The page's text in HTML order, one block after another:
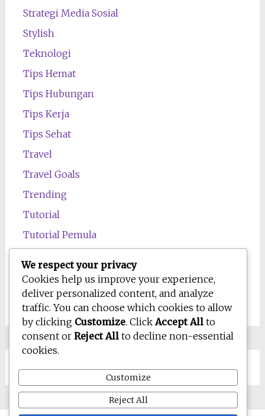
Strategi Media Sosial
Stylish
Teknologi
Tips Hemat
Tips Hubungan
Tips Kerja
Tips Sehat
Travel
Travel Goals
Trending
Tutorial
Tutorial Pemula
Wawasan
Wellness
We respect your privacy
Cookies help us improve your experience,
deliver personalized content, and analyze
traffic. You can choose which cookies to allow
by clicking Customize. ClickAccept All to
consent or Reject All to decline non-essential
cookies.
Customize
Reject All